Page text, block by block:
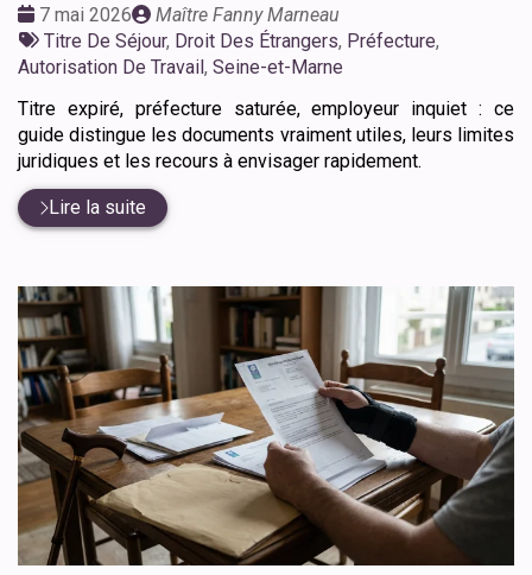
Date
:
7 mai 2026
Publié
par
Maître Fanny Marneau
Tags
:
Titre De Séjour, Droit Des Étrangers, Préfecture,
Autorisation De Travail , Seine-et-Marne
Titre expiré, préfecture saturée, employeur inquiet : ce
guide distingue les documents vraiment utiles, leurs limites
juridiques et les recours à envisager rapidement.
Lire la suite